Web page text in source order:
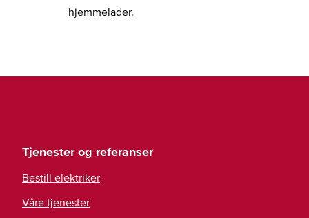
hjemmelader.
Tjenester og referanser
Bestill elektriker
Våre tjenester